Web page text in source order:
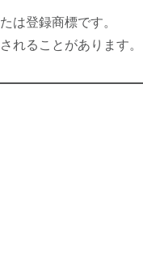
は登録商標です。
れることがあります。